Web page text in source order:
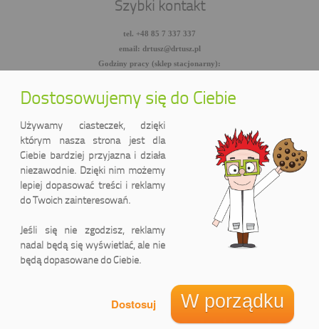
Szybki kontakt
tel. +48 85 7 337 337
email: drtusz@drtusz.pl
Godziny pracy (sklep stacjonarny):
facebook.com/DrTusz
youtube.com/DrTusz
DrTusz Sp. z o.o.
(Pasaż handlowy LIDER)
15-888 Białystok, Polska
Informacja o cookies
Dostosowujemy się do Ciebie
Używamy ciasteczek, dzięki
którym nasza strona jest dla
Ciebie bardziej przyjazna i działa
niezawodnie. Dzięki nim możemy
lepiej dopasować treści i reklamy
do Twoich zainteresowań.
Jeśli się nie zgodzisz, reklamy
nadal będą się wyświetlać, ale nie
będą dopasowane do Ciebie.
W porządku